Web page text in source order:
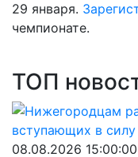
29 января.
чемпионате.
ТОП
08.08.2026 15:00:00